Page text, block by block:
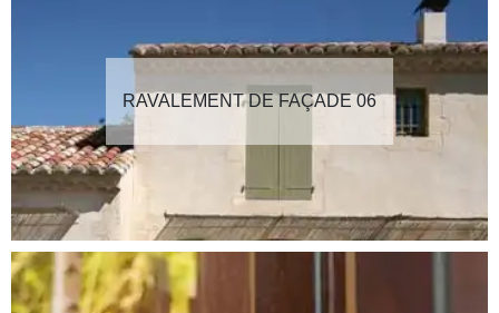
RAVALEMENT DE FAÇADE 06